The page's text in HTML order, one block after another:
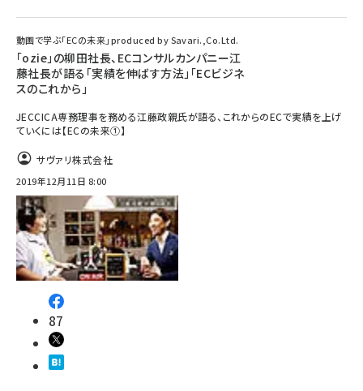
動画で学ぶ「ECの未来」produced by Savari.,Co.Ltd.
「ozie」の柳田社長、ECコンサルカンパニー江
藤社長が語る「実績を伸ばす方法」「ECビジネ
スのこれから」
JECCICA専務理事を務める江藤政親氏が語る、これからのECで実績を上げ
ていくには【ECの未来①】
サヴァリ株式会社
2019年12月11日 8:00
87